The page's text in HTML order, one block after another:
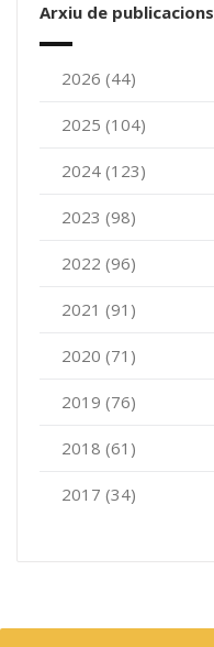
Arxiu de publicacions
2026 (44)
2025 (104)
2024 (123)
2023 (98)
2022 (96)
2021 (91)
2020 (71)
2019 (76)
2018 (61)
2017 (34)